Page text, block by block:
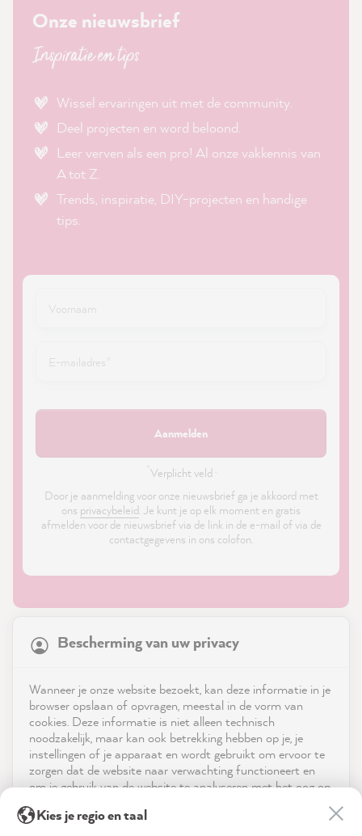
Onze nieuwsbrief
Inspiratie en tips
Wissel ervaringen uit met de community.
Deel projecten en word beloond.
Leer verven als een pro! Al onze vakkennis van
A tot Z.
Trends, inspiratie, DIY-projecten en handige
tips.
Aanmelden
Verplicht veld ·
Door je aanmelding voor onze nieuwsbrief ga je akkoord met
ons privacybeleid. Je kunt je op elk moment en gratis
afmelden voor de nieuwsbrief via de link in de e-mail of via de
contactgegevens in ons colofon.
Service
Neem contact op met
Bescherming van uw privacy
Wanneer je onze website bezoekt, kan deze informatie in je
browser opslaan of opvragen, meestal in de vorm van
cookies. Deze informatie is niet alleen technisch
noodzakelijk, maar kan ook betrekking hebben op je, je
instellingen of je apparaat en wordt gebruikt om ervoor te
zorgen dat de website naar verwachting functioneert en
om je gebruik van de website te analyseren met het oog op
advertenties aan te bieden via de diensten die in de
21,936Reviews
reviews-io
Verified Customer
Kies je regio en taal